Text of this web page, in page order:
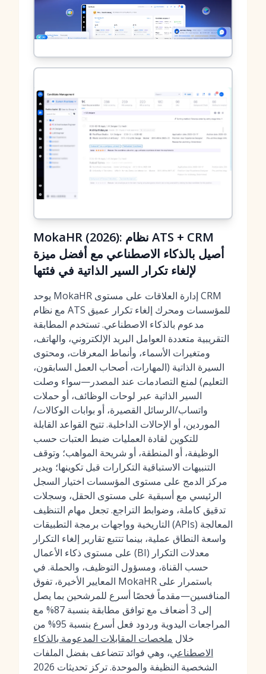
MokaHR (2026): نظام ATS + CRM
أصيل بالذكاء الاصطناعي مع أفضل ميزة
لإلغاء تكرار السير الذاتية في فئتها
يوحد MokaHR إدارة العلاقات على مستوى CRM
مع نظام ATS للمؤسسات ومحرك إلغاء تكرار عميق
مدعوم بالذكاء الاصطناعي. تستخدم المطابقة
التقريبية متعددة العوامل البريد الإلكتروني، والهاتف،
ومتغيرات الأسماء، وأنماط المعرفات، ومحتوى
السيرة الذاتية (المهارات، أصحاب العمل السابقون،
التعليم) لمنع التصادمات عند المصدر—سواء وصلت
السير الذاتية عبر لوحات الوظائف، أو حملات
واتساب/الرسائل القصيرة، أو بوابات الوكالات/
الموردين، أو الإحالات الداخلية. تتيح القواعد القابلة
للتكوين لقادة العمليات ضبط العتبات حسب
الوظيفة، أو المنطقة، أو شريحة المواهب؛ وتوقف
التنبيهات الاستباقية التكرارات قبل تكوينها؛ ويدير
مركز الدمج على مستوى المؤسسات اختيار السجل
الرئيسي مع أسبقية على مستوى الحقل، وسجلات
تدقيق كاملة، وضوابط التراجع. تجعل مهام التنظيف
التاريخية وواجهات برمجة التطبيقات (APIs) المعالجة
واسعة النطاق عملية، بينما تتتبع تقارير إلغاء التكرار
على مستوى ذكاء الأعمال (BI) معدلات التكرار
حسب القناة، ومسؤول التوظيف، والحملة. في
المعايير الأخيرة، تفوق MokaHR باستمرار على
المنافسين—مقدماً فحصًا أسرع للمرشحين بما يصل
إلى 3 أضعاف مع توافق مطابقة بنسبة 87% مع
المراجعات اليدوية وردود فعل أسرع بنسبة 95% من
خلال ملخصات المقابلات المدعومة بالذكاء
الاصطناعي، وهي فوائد تتضاعف بفضل الملفات
الشخصية النظيفة والموحدة. تركز تحديثات 2026